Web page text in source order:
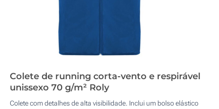
Colete de running corta-vento e respirável
unissexo 70 g/m² Roly
Colete com detalhes de alta visibilidade. Inclui um bolso elástico